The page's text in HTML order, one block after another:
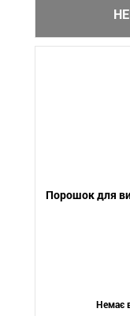
Порошок для
Немає